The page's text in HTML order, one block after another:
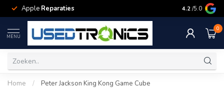
Apple Reparaties Samsung
4.2 /5.0
MENU
0
Home / Peter Jackson King Kong Game Cube